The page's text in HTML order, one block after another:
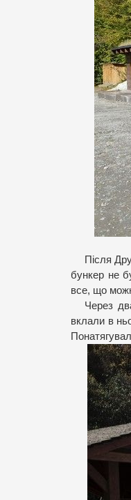
Після
бункер не
все, що
Через
вклали в